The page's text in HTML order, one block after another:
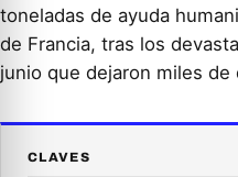
toneladas de ayuda
de Francia, tras los
junio que dejaron miles
CLAVES